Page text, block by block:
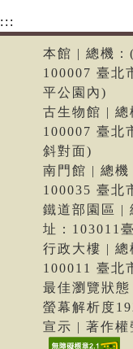
:::
本館 | 總機：
100007 臺北
平公園內)
古生物館 | 總
100007 臺北
斜對面)
南門館 | 總機
100035 臺北
鐵道部園區 |
址：103011
行政大樓 | 總
100011 臺北
最佳瀏覽狀
螢幕解析度
宣示 | 著作權